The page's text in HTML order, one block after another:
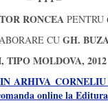
RONCEAPENTRU
CU GH.
TIPO MOLDOVA, 2012
ARHIVA
online la